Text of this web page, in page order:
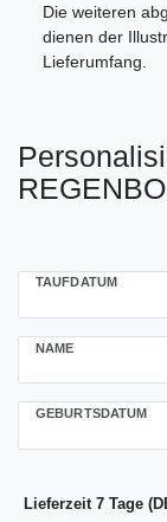
Die weiteren
dienen der
Lieferumfang.
TAUFDATUM
NAME
GEBURTSDATUM
Lieferzeit 7 Tage